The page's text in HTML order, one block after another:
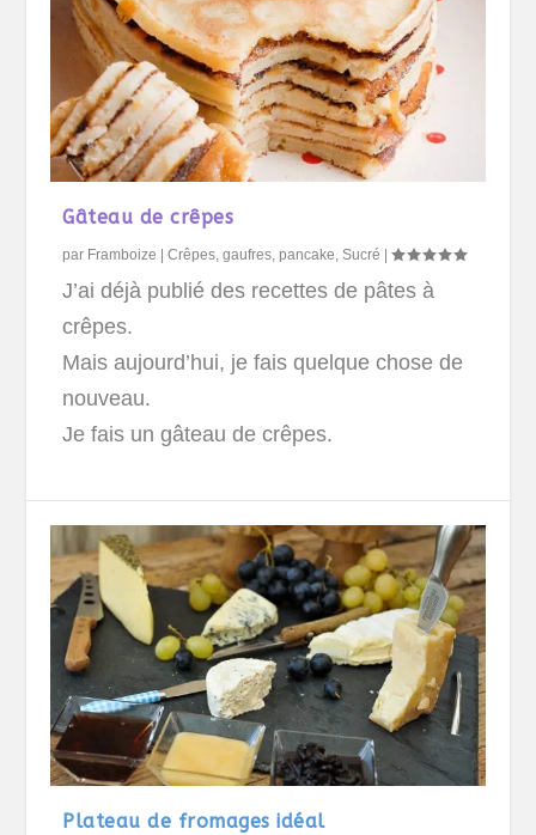
Gâteau de crêpes
par Framboize |Crêpes, gaufres, pancake,Sucré |
J’ai déjà publié des recettes de pâtes à
crêpes.
Mais aujourd’hui, je fais quelque chose de
nouveau.
Je fais un gâteau de crêpes.
Plateau de fromages idéal